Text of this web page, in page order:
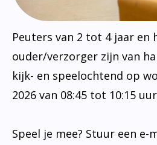
Peuters van 2 tot 4 jaar en
ouder/verzorger zijn van
kijk- en speelochtend op
2026 van 08:45 tot 10:15
Speel je mee? Stuur een e-